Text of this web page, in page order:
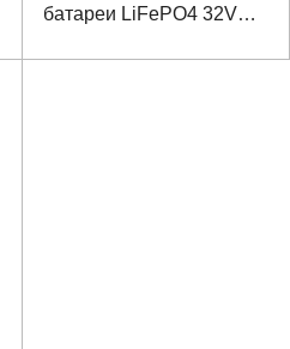
батареи LiFePO4 32V